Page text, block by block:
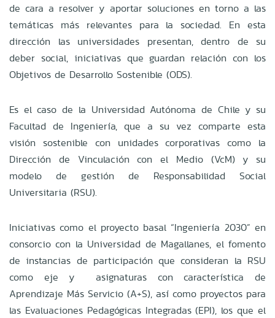
de cara a resolver y aportar soluciones en torno a las
temáticas más relevantes para la sociedad. En esta
dirección las universidades presentan, dentro de su
deber social, iniciativas que guardan relación con los
Objetivos de Desarrollo Sostenible (ODS).
Es el caso de la Universidad Autónoma de Chile y su
Facultad de Ingeniería, que a su vez comparte esta
visión sostenible con unidades corporativas como la
Dirección de Vinculación con el Medio (VcM) y su
modelo de gestión de Responsabilidad Social
Universitaria (RSU).
Iniciativas como el proyecto basal “Ingeniería 2030” en
consorcio con la Universidad de Magallanes, el fomento
de instancias de participación que consideran la RSU
como eje y asignaturas con característica de
Aprendizaje Más Servicio (A+S), así como proyectos para
las Evaluaciones Pedagógicas Integradas (EPI), los que el